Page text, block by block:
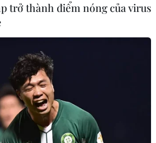
trở thành điểm nóng của virus